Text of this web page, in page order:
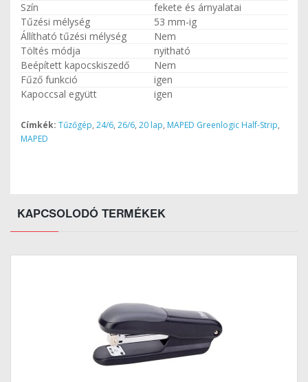
Szín
fekete és árnyalatai
Tűzési mélység
53 mm-ig
Állítható tűzési mélység
Nem
Töltés módja
nyitható
Beépített kapocskiszedő
Nem
Fűző funkció
igen
Kapoccsal együtt
igen
Címkék: Tűzőgép, 24/6, 26/6, 20 lap, MAPED Greenlogic Half-Strip,
MAPED
KAPCSOLODÓ TERMÉKEK